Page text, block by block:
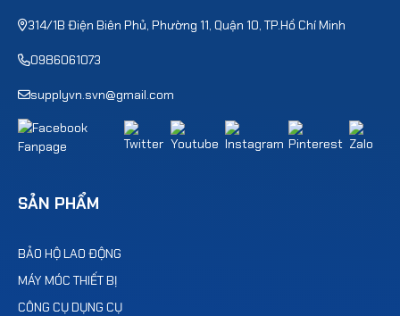
314/1B Điện Biên Phủ, Phường 11, Quận 10, TP.Hồ Chí Minh
0986061073
supplyvn.svn@gmail.com
SẢN PHẨM
BẢO HỘ LAO ĐỘNG
MÁY MÓC THIẾT BỊ
CÔNG CỤ DỤNG CỤ